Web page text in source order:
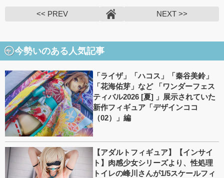
<< PREV NEXT >>
今勢いのある人気記事
「ライザ」「ハコス」「秦谷美鈴」
「花海佑芽」など 「ワンダーフェス
ティバル2026 [夏] 」展示されていた
新作フィギュア「デザインココ
（02）」編
【アダルトフィギュア】【インサイ
ト】肉感少女シリーズより、性処理
トイレの峰川さんが1/5スケールフィ